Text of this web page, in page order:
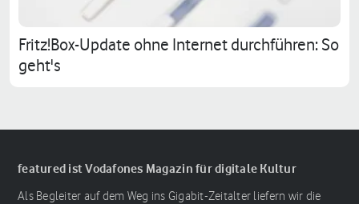
Fritz!Box-Update ohne Internet durchführen: So
geht's
featured ist Vodafones Magazin für digitale Kultur
Als Begleiter auf dem Weg ins Gigabit-Zeitalter liefern wir die